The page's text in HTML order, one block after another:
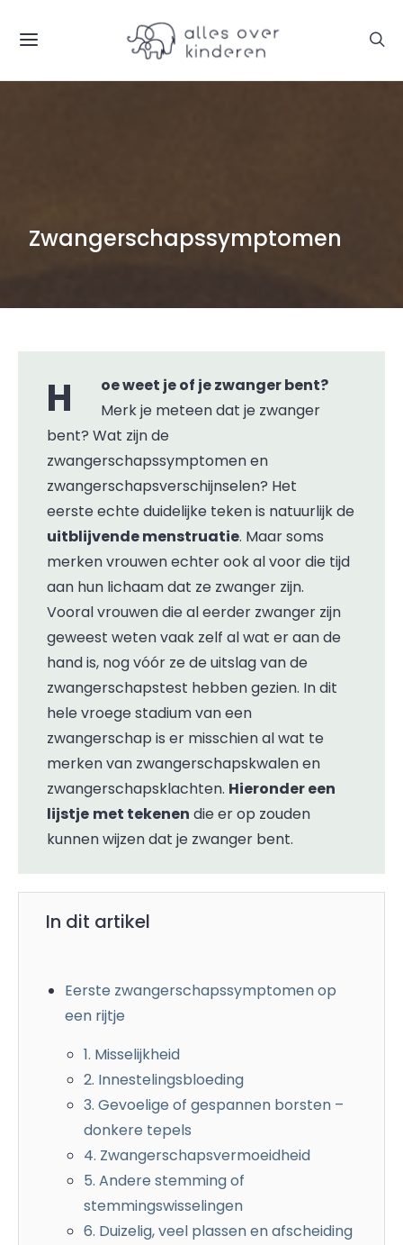
Zwangerschapssymptomen
Hoe weet je of je zwanger bent?
Merk je meteen dat je zwanger
bent? Wat zijn de
zwangerschapssymptomen en
zwangerschapsverschijnselen? Het
eerste echte duidelijke teken is natuurlijk de
uitblijvende menstruatie. Maar soms
merken vrouwen echter ook al voor die tijd
aan hun lichaam dat ze zwanger zijn.
Vooral vrouwen die al eerder zwanger zijn
geweest weten vaak zelf al wat er aan de
hand is, nog vóór ze de uitslag van de
zwangerschapstest hebben gezien. In dit
hele vroege stadium van een
zwangerschap is er misschien al wat te
merken van zwangerschapskwalen en
zwangerschapsklachten. Hieronder een
lijstje met tekenen die er op zouden
kunnen wijzen dat je zwanger bent.
In dit artikel
Eerste zwangerschapssymptomen op
een rijtje
1. Misselijkheid
2. Innestelingsbloeding
3. Gevoelige of gespannen borsten –
donkere tepels
4. Zwangerschapsvermoeidheid
5. Andere stemming of
stemmingswisselingen
6. Duizelig, veel plassen en afscheiding